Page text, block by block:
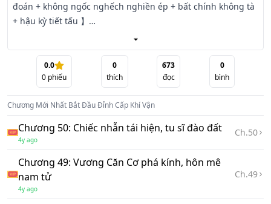
đoán + không ngốc nghếch nghiền ép + bất chính không tà
+ hậu kỳ tiết tấu 】
Làm từng bước?
Không! Thiên tài chân chính cũng không làm từng bước
bắt đầu đánh dấu Vĩnh Kiếp Tiên Thể!
Bắt đầu sinh ra kỷ nguyên mới! Bắt đầu đỉnh cấp thế gia!
Bắt đầu nghịch thiên lão cha!
0.0
0phiếu
0
thích
673
đọc
0
bình
Chương Mới Nhất Bắt Đầu Đỉnh Cấp Khí Vận
Chương 50: Chiếc nhẫn tái hiện, tu sĩ đào đất
4y ago
Ch.50
Chương 49: Vương Căn Cơ phá kính, hôn mê
nam tử
4y ago
Ch.49